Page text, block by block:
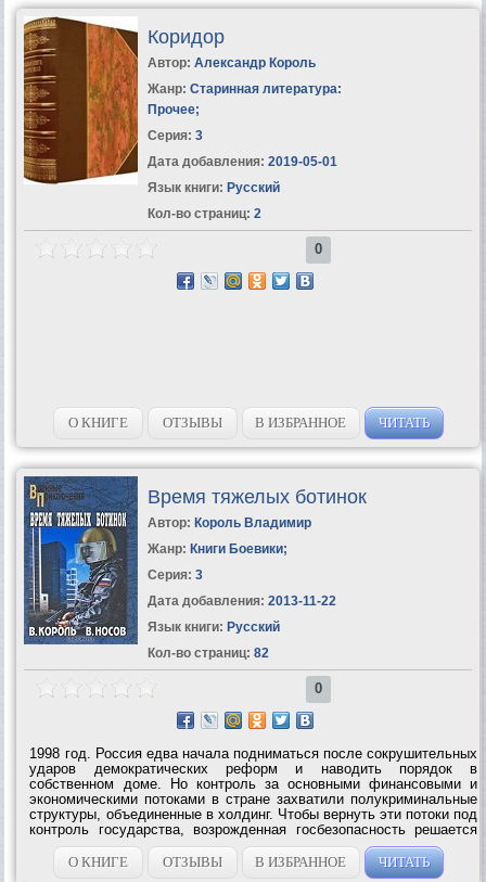
Коридор
Автор: Александр Король
Жанр: Старинная литература:
Прочее;
Серия: 3
Дата добавления: 2019-05-01
Язык книги: Русский
Кол-во страниц: 2
0
О КНИГЕ ОТЗЫВЫ В ИЗБРАННОЕ ЧИТАТЬ
Время тяжелых ботинок
Автор: Король Владимир
Жанр: Книги Боевики;
Серия: 3
Дата добавления: 2013-11-22
Язык книги: Русский
Кол-во страниц: 82
0
1998 год. Россия едва начала подниматься после сокрушительных
ударов демократических реформ и наводить порядок в
собственном доме. Но контроль за основными финансовыми и
экономическими потоками в стране захватили полукриминальные
структуры, объединенные в холдинг. Чтобы вернуть эти потоки под
контроль государства, возрожденная госбезопасность решается
провести уникальную многоходовую операцию с внедрением в
руководство...
О КНИГЕ ОТЗЫВЫ В ИЗБРАННОЕ ЧИТАТЬ